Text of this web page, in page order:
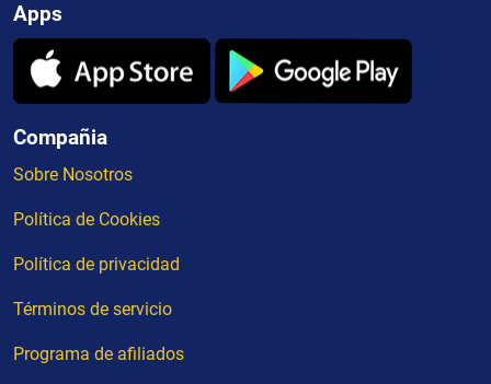
Apps
Compañia
Sobre Nosotros
Política de Cookies
Política de privacidad
Términos de servicio
Programa de afiliados